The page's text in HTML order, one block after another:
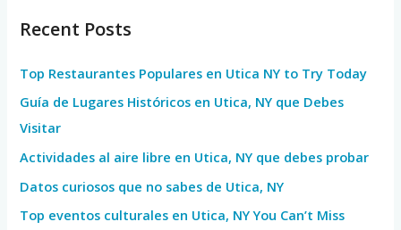
c
f
o
r
:
Recent Posts
Top Restaurantes Populares en Utica NY to Try Today
Guía de Lugares Históricos en Utica, NY que Debes
Visitar
Actividades al aire libre en Utica, NY que debes probar
Datos curiosos que no sabes de Utica, NY
Top eventos culturales en Utica, NY You Can’t Miss